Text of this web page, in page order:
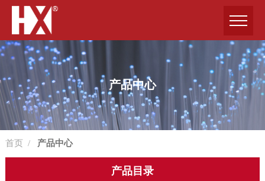
产品中心
首页 / 产品中心
产品目录